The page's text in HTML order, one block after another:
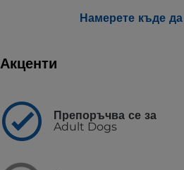
Намерете къде да
Акценти
Препоръчва се за
Adult Dogs